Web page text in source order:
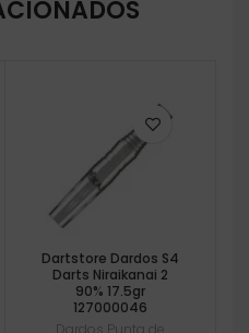
Dartstore Dardos S4
Darts Niraikanai 2
90% 17.5gr
127000046
Dardos Punta de